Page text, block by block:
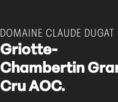
DOMAINE CLAUDE DUGAT
Griotte-
Chambertin
Cru AOC.